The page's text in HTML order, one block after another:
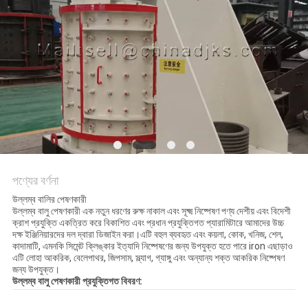
গোপনীয়তা
নীতি
পণ্যের বর্ণনা
উল্লম্ব বালির পেষণকারী
উল্লম্ব বালু পেষণকারী এক নতুন ধরণের রুক্ষ নাকাল এবং সূক্ষ্ম নিষ্পেষণ পণ্য দেশীয় এবং বিদেশী
ক্রাশ প্রযুক্তি একত্রিত করে বিকাশিত এবং প্রধান প্রযুক্তিগত প্যারামিটারে আমাদের উচ্চ
দক্ষ ইঞ্জিনিয়ারদের দল দ্বারা ডিজাইন করা।এটি বহুল ব্যবহৃত এবং কয়লা, কোক, খনিজ, শেল,
কাদামাটি, এমনকি সিমেন্ট ক্লিঙ্কার ইত্যাদি নিষ্পেষণের জন্য উপযুক্ত হতে পারে iron এছাড়াও
এটি লোহা আকরিক, বেলেপাথর, জিপসাম, স্ল্যাগ, গ্যাঙ্গু এবং অন্যান্য শক্ত আকরিক নিষ্পেষণ
জন্য উপযুক্ত।
উল্লম্ব বালু পেষণকারী প্রযুক্তিগত বিবরণ: